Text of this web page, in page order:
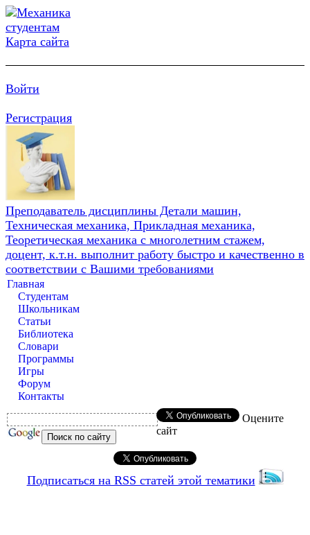
Карта сайта
Войти
Регистрация
Преподаватель дисциплины Детали машин,
Техническая механика, Прикладная механика,
Теоретическая механика с многолетним стажем,
доцент, к.т.н. выполнит работу быстро и качественно в
соответствии с Вашими требованиями
Главная
Студентам
Школьникам
Статьи
Библиотека
Словари
Программы
Игры
Форум
Контакты
Оцените
сайт
Подписаться на RSS статей этой тематики